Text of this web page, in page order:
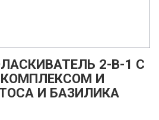
2-В-1 С
И
И БАЗИЛИКА